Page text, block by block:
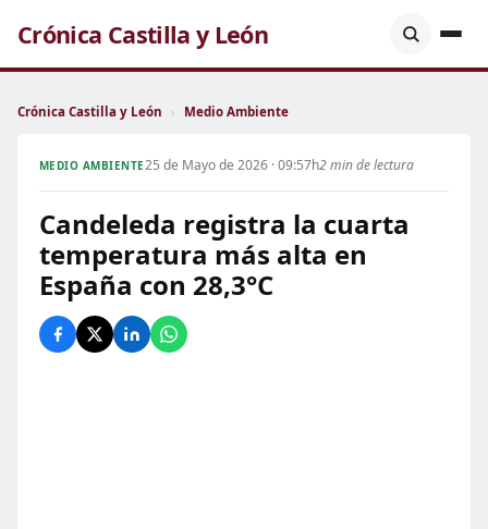
Crónica Castilla y León
Crónica Castilla y León › Medio Ambiente
MEDIO AMBIENTE25 de Mayo de 2026 · 09:57h2 min de lectura
Candeleda registra la cuarta
temperatura más alta en
España con 28,3°C